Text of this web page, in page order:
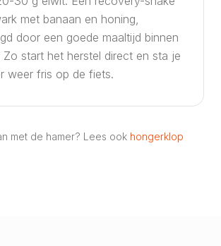
met banaan en honing,
door een goede maaltijd binnen
Zo start het herstel direct en sta je
weer fris op de fiets.
met de hamer? Lees ook hongerklop